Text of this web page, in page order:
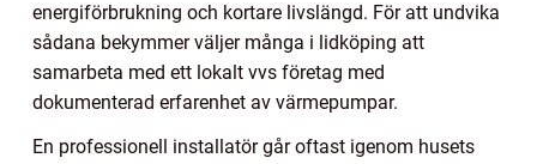
energiförbrukning och kortare livslängd. För att undvika
sådana bekymmer väljer många i lidköping att
samarbeta med ett lokalt vvs företag med
dokumenterad erfarenhet av värmepumpar.
En professionell installatör går oftast igenom husets